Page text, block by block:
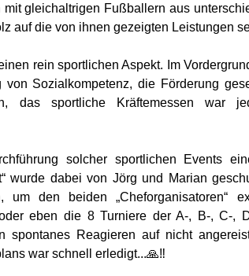
gleichaltrigen Fußballern aus
auf die von ihnen gezeigten Leistungen
rein sportlichen Aspekt. Im
Sozialkompetenz, die Förderung
das sportliche Kräftemessen war
solcher sportlichen Events
wurde dabei von Jörg und Marian
den beiden „Cheforganisatoren“
eben die 8 Turniere der A-, B-, C-,
spontanes Reagieren auf nicht
war schnell erledigt...🙏‼️